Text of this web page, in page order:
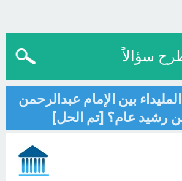
سؤالاً
بين الإمام عبدالرحمن
رشيد عام؟ [تم الحل]